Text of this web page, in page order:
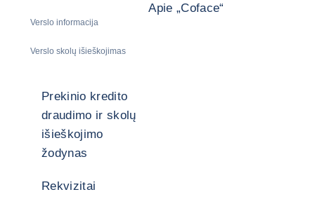
Verslo informacija
Verslo skolų išieškojimas
Apie „Coface“
Prekinio kredito
draudimo ir skolų
išieškojimo
žodynas
Rekvizitai